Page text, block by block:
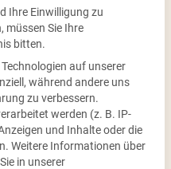
Ihre Einwilligung zu
müssen Sie Ihre
bitten.
auf unserer
während andere uns
zu verbessern.
werden (z. B. IP-
und Inhalte oder die
Weitere Informationen über
in unserer